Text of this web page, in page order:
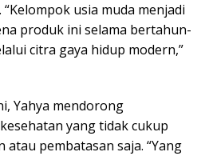
usia muda menjadi
produk ini selama bertahun-
citra gaya hidup modern,”
Yahya mendorong
yang tidak cukup
pembatasan saja. “Yang